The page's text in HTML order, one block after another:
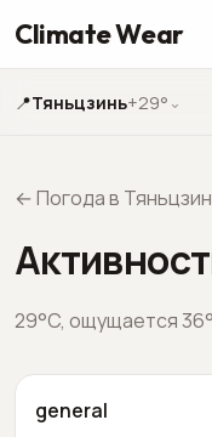
Climate Wear
📍Тяньцзинь+29° ⌄
←Погода в
29°C, ощущается36
general